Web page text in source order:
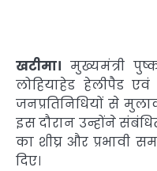
खटीमा। मुख्यमंत्री
लोहियाहेड हेलीपैड
जनप्रतिनिधियों से
इस दौरान उन्होंने
का शीघ्र और प्रभावी
दिए।